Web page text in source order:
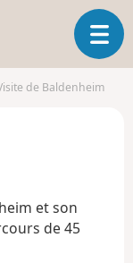
O
u
de Baldenheim
et son
de 45